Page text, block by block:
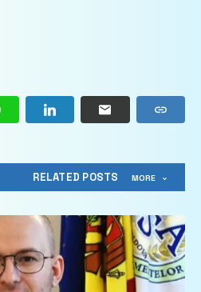
RELATED POSTS MORE